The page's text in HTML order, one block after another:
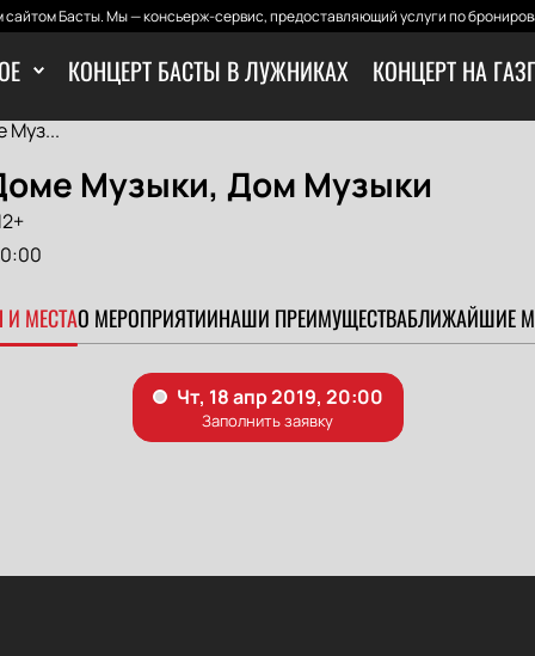
Басты. Мы — консьерж-сервис, предоставляющий услуги по
КОНЦЕРТ БАСТЫ В ЛУЖНИКАХ КОНЦЕРТ НА
Муз...
Музыки, Дом Музыки
МЕСТАО МЕРОПРИЯТИИНАШИ ПРЕИМУЩЕСТВАБЛИЖАЙШИЕ